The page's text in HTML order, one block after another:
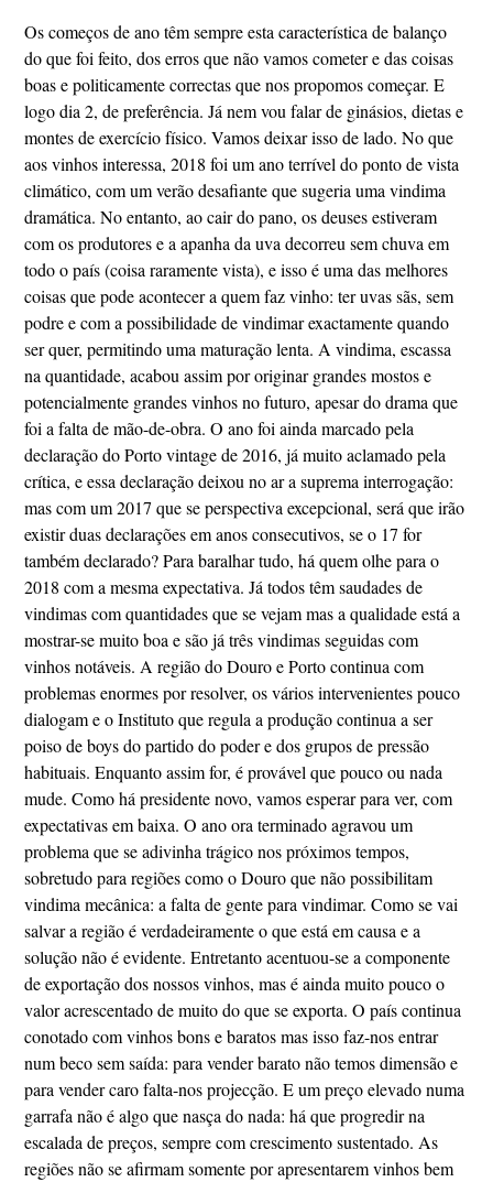
Os começos de ano têm sempre esta característica de balanço
do que foi feito, dos erros que não vamos cometer e das coisas
boas e politicamente correctas que nos propomos começar. E
logo dia 2, de preferência. Já nem vou falar de ginásios, dietas e
montes de exercício físico. Vamos deixar isso de lado. No que
aos vinhos interessa, 2018 foi um ano terrível do ponto de vista
climático, com um verão desafiante que sugeria uma vindima
dramática. No entanto, ao cair do pano, os deuses estiveram
com os produtores e a apanha da uva decorreu sem chuva em
todo o país (coisa raramente vista), e isso é uma das melhores
coisas que pode acontecer a quem faz vinho: ter uvas sãs, sem
podre e com a possibilidade de vindimar exactamente quando
ser quer, permitindo uma maturação lenta. A vindima, escassa
na quantidade, acabou assim por originar grandes mostos e
potencialmente grandes vinhos no futuro, apesar do drama que
foi a falta de mão-de-obra. O ano foi ainda marcado pela
declaração do Porto vintage de 2016, já muito aclamado pela
crítica, e essa declaração deixou no ar a suprema interrogação:
mas com um 2017 que se perspectiva excepcional, será que irão
existir duas declarações em anos consecutivos, se o 17 for
também declarado? Para baralhar tudo, há quem olhe para o
2018 com a mesma expectativa. Já todos têm saudades de
vindimas com quantidades que se vejam mas a qualidade está a
mostrar-se muito boa e são já três vindimas seguidas com
vinhos notáveis. A região do Douro e Porto continua com
problemas enormes por resolver, os vários intervenientes pouco
dialogam e o Instituto que regula a produção continua a ser
poiso de boys do partido do poder e dos grupos de pressão
habituais. Enquanto assim for, é provável que pouco ou nada
mude. Como há presidente novo, vamos esperar para ver, com
expectativas em baixa. O ano ora terminado agravou um
problema que se adivinha trágico nos próximos tempos,
sobretudo para regiões como o Douro que não possibilitam
vindima mecânica: a falta de gente para vindimar. Como se vai
salvar a região é verdadeiramente o que está em causa e a
solução não é evidente. Entretanto acentuou-se a componente
de exportação dos nossos vinhos, mas é ainda muito pouco o
valor acrescentado de muito do que se exporta. O país continua
conotado com vinhos bons e baratos mas isso faz-nos entrar
num beco sem saída: para vender barato não temos dimensão e
para vender caro falta-nos projecção. E um preço elevado numa
garrafa não é algo que nasça do nada: há que progredir na
escalada de preços, sempre com crescimento sustentado. As
regiões não se afirmam somente por apresentarem vinhos bem